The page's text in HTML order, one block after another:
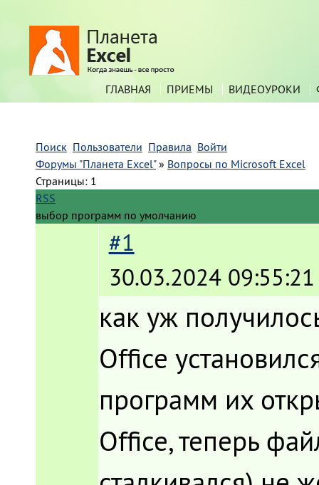
ГЛАВНАЯ ПРИЕМЫ ВИДЕОУРОКИ
Поиск Пользователи Правила Войти
Форумы "Планета Excel" » Вопросы по Microsoft Excel
Страницы: 1
RSS
выбор программ по умолчанию
#1
30.03.2024 09:55:21
как уж
Office
программ их
Office, теперь